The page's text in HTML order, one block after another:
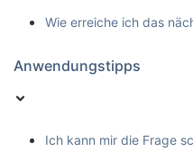
Wie erreiche ich das
Anwendungstipps
Ich kann mir die Frage